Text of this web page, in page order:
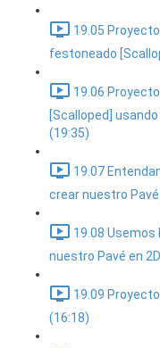
19.05
festoneado
19.06
[Scalloped]
(19:35)
19.07
crear nuestro
19.08 Usemos
nuestro Pavé en
19.09
(16:18)